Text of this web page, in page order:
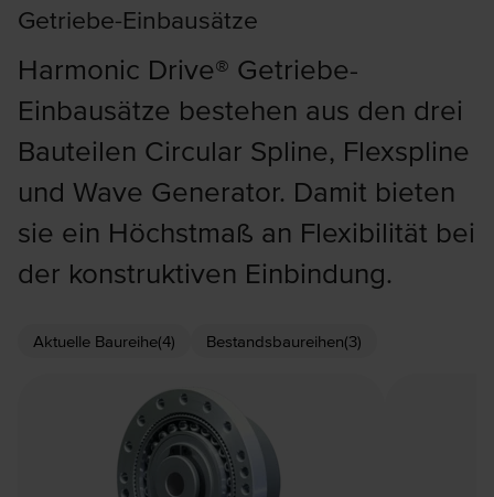
Getriebe-Einbausätze
Harmonic Drive® Getriebe-
Einbausätze bestehen aus den drei
Bauteilen Circular Spline, Flexspline
und Wave Generator. Damit bieten
sie ein Höchstmaß an Flexibilität bei
der konstruktiven Einbindung.
Aktuelle Baureihe(4) Bestandsbaureihen(3)